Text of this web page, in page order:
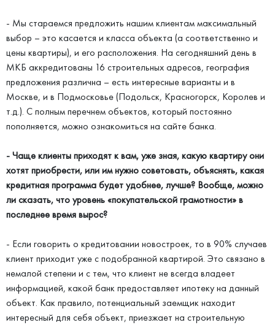
- Мы стараемся предложить нашим клиентам максимальный
выбор – это касается и класса объекта (а соответственно и
цены квартиры), и его расположения. На сегодняшний день в
МКБ аккредитованы 16 строительных адресов, география
предложения различна – есть интересные варианты и в
Москве, и в Подмосковье (Подольск, Красногорск, Королев и
т.д.). С полным перечнем объектов, который постоянно
пополняется, можно ознакомиться на сайте банка.
- Чаще клиенты приходят к вам, уже зная, какую квартиру они
хотят приобрести, или им нужно советовать, объяснять, какая
кредитная программа будет удобнее, лучше? Вообще, можно
ли сказать, что уровень «покупательской грамотности» в
последнее время вырос?
- Если говорить о кредитовании новостроек, то в 90% случаев
клиент приходит уже с подобранной квартирой. Это связано в
немалой степени и с тем, что клиент не всегда владеет
информацией, какой банк предоставляет ипотеку на данный
объект. Как правило, потенциальный заемщик находит
интересный для себя объект, приезжает на строительную